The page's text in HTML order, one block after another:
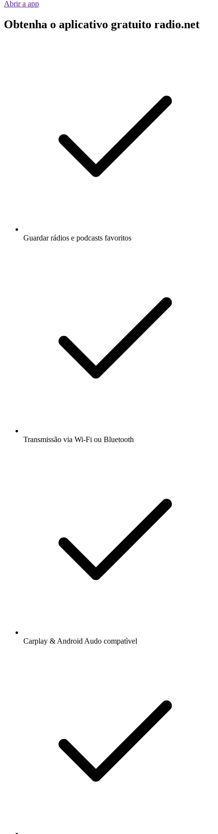
Abrir a app
Obtenha o aplicativo gratuito radio.net
Guardar rádios e podcasts favoritos
Transmissão via Wi-Fi ou Bluetooth
Carplay & Android Audo compatìvel